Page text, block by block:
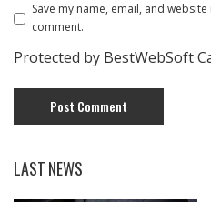
Save my name, email, and
comment.
Protected by BestWebSoft
LAST NEWS